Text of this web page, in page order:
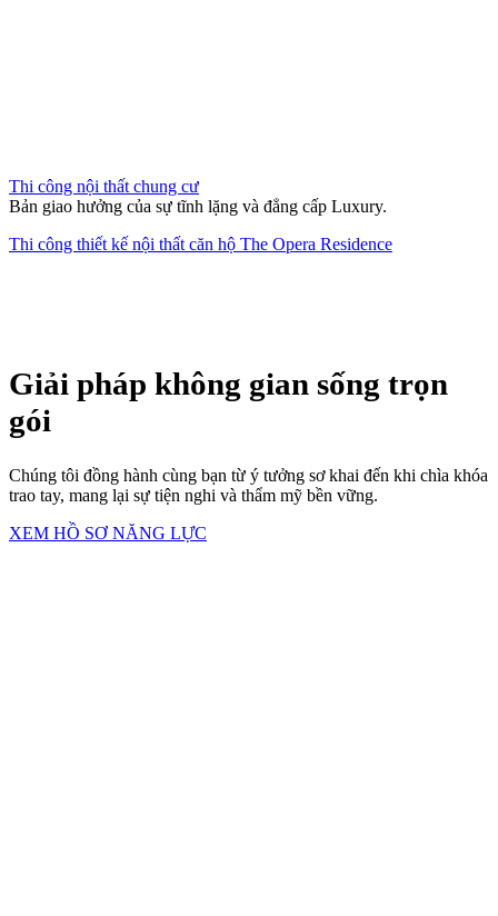
Thi công nội thất chung cư
Bản giao hưởng của sự tĩnh lặng và đẳng cấp Luxury.
Thi công thiết kế nội thất căn hộ The Opera Residence
Giải pháp không gian sống trọn
gói
Chúng tôi đồng hành cùng bạn từ ý tưởng sơ khai đến khi chìa khóa
trao tay, mang lại sự tiện nghi và thẩm mỹ bền vững.
XEM HỒ SƠ NĂNG LỰC